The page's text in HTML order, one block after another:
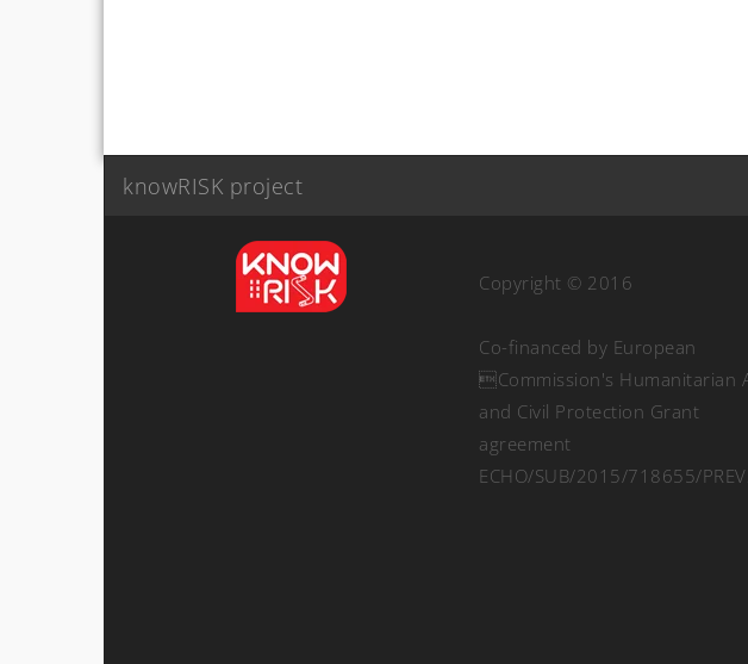
knowRISK project
Copyright © 2016
Co-financed by European
Commission's Humanitarian
and Civil Protection Grant
agreement
ECHO/SUB/2015/718655/